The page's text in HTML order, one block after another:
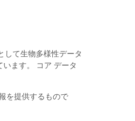
して生物多様性データ
ます。 コア データ
を提供するもので